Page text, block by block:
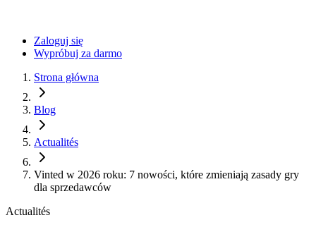
Zaloguj się
Wypróbuj za darmo
Strona główna
Blog
Actualités
Vinted w 2026 roku: 7 nowości, które zmieniają zasady gry
dla sprzedawców
Actualités